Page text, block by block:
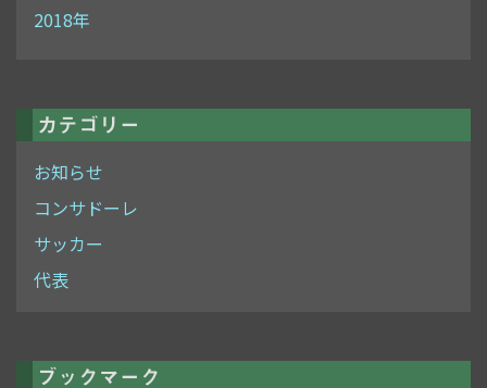
2018年
カテゴリー
お知らせ
コンサドーレ
サッカー
代表
ブックマーク